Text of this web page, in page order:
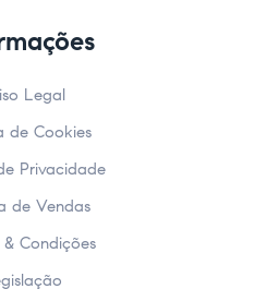
Legal
de Cookies
Privacidade
de Vendas
& Condições